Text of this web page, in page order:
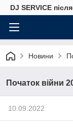
DJ SERVICE
Новини
Початок війни
10.09.2022